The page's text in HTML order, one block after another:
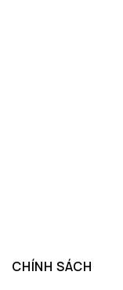
CHÍNH SÁCH